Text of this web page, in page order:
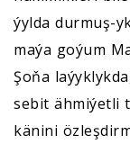
ýylda durmuş-
maýa goýum
Şoňa
sebit ähmiýetli
känini